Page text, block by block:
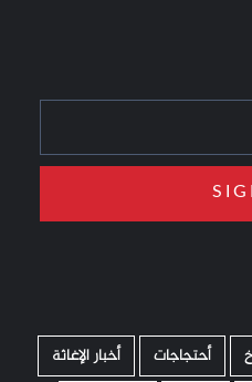
أحتجاجات
أخبار الإغاثة